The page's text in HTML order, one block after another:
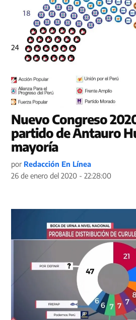
Nuevo Congreso
partido de Antauro
mayoría
por Redacción En Línea
26 de enero del 2020 - 22:28:00